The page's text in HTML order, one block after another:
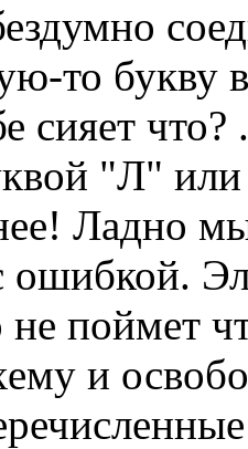
то букву
сияет
"Л" или
Ладно
ошибкой.
не поймет
и